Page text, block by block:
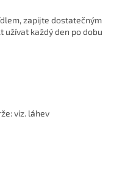
zapijte dostatečným
užívat každý den po dobu
viz. láhev